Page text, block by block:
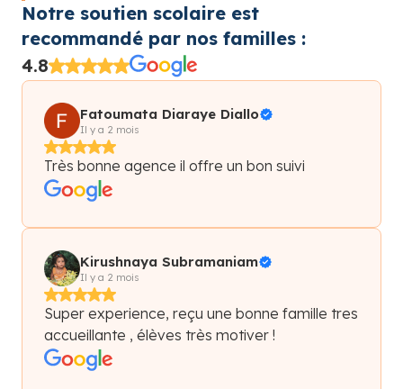
Notre soutien scolaire est
recommandé par nos familles :
4.8
Fatoumata Diaraye Diallo
Il y a 2 mois
Très bonne agence il offre un bon suivi
Kirushnaya Subramaniam
Il y a 2 mois
Super experience, reçu une bonne famille tres
accueillante , élèves très motiver !